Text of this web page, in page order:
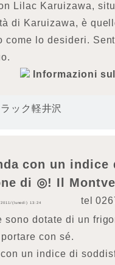
Lilac Karuizawa,
di Karuizawa, è
come lo desideri.
Informazioni
con un indice
di ◎! Il
tel
(lunedì) 13:24
sono dotate di un
con sé.
un indice di